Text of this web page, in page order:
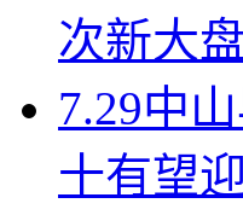
次新大
7.29中
十有望